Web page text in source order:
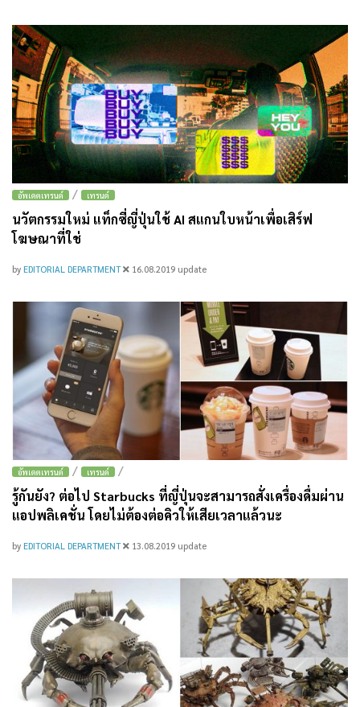
อัพเดตเทรนด์ / เทรนด์
นวัตกรรมใหม่ แท็กซี่ญี่ปุ่นใช้ AI สแกนใบหน้าเพื่อเสิร์ฟ
โฆษณาที่ใช่
by EDITORIAL DEPARTMENT 16.08.2019 update
อัพเดตเทรนด์ / เทรนด์ /
รู้กันยัง? ต่อไป Starbucks ที่ญี่ปุ่นจะสามารถสั่งเครื่องดื่มผ่าน
แอปพลิเคชั่น โดยไม่ต้องต่อคิวให้เสียเวลาแล้วนะ
by EDITORIAL DEPARTMENT 13.08.2019 update